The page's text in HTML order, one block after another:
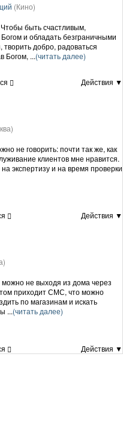
(Кино)
быть счастливым,
и обладать безграничными
добро, радоваться
Богом, ...(читать далее)
Действия ▼
не говорить: почти так же, как
клиентов мне нравится.
экспертизу и на время проверки
Действия ▼
не выходя из дома через
приходит СМС, что можно
по магазинам и искать
...(читать далее)
Действия ▼